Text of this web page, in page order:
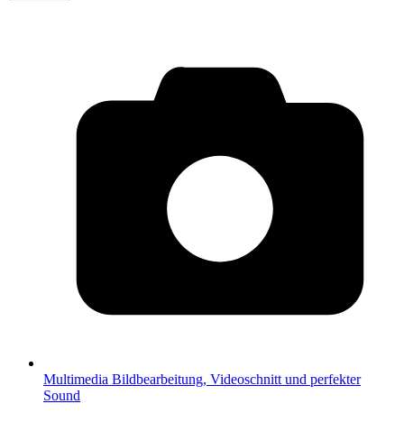
Multimedia Bildbearbeitung, Videoschnitt und perfekter
Sound